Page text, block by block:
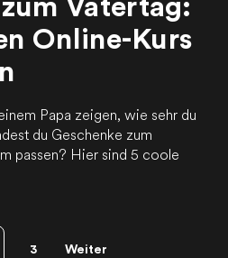
Vatertag:
Online-Kurs
Papa zeigen, wie sehr du
du Geschenke zum
passen? Hier sind 5 coole
3 Weiter